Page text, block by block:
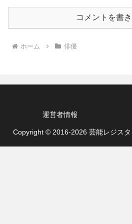
コメントを書
ホーム 俳優
運営者情報
Copyright © 2016-2026 芸能レジス